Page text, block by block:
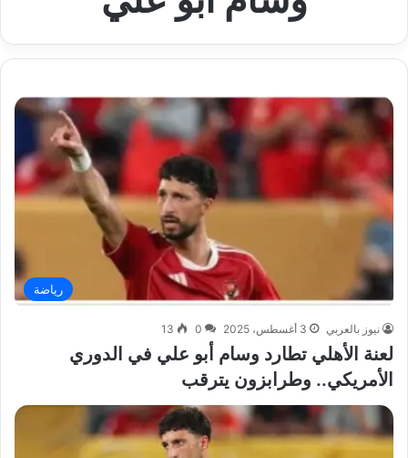
رياضة
نيوز بالعربي 3 أغسطس، 2025 0
13
لعنة الأهلي تطارد وسام أبو علي في الدوري
الأمريكي.. وطرابزون يترقب